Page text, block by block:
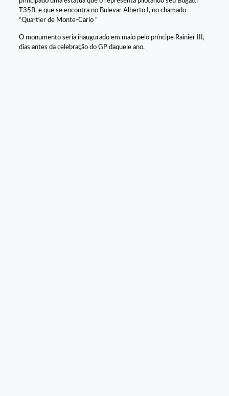
T35B, e que se encontra no Bulevar Alberto I, no chamado
“Quartier de Monte-Carlo ”
O monumento seria inaugurado em maio pelo príncipe Rainier III,
dias antes da celebração do GP daquele ano.